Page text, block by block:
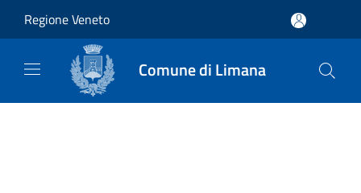
Regione Veneto
Comune di Limana